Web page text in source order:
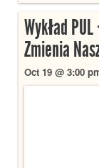
Wykład
Zmienia
Oct 19 @ 3:00